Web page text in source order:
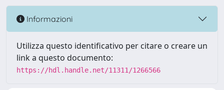
Informazioni
Utilizza questo identificativo per citare o creare un
link a questo documento:
https://hdl.handle.net/11311/1266566